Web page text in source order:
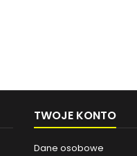
TWOJE KONTO
Dane osobowe